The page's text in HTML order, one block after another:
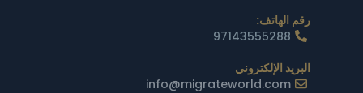
رقم الهاتف:
97143555288
البريد الإلكتروني
info@migrateworld.com